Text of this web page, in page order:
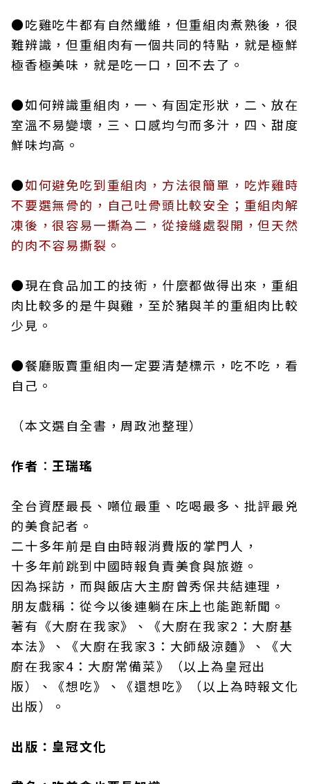
●吃雞吃牛都有自然纖維，但重組肉煮熟後，很
難辨識，但重組肉有一個共同的特點，就是極鮮
極香極美味，就是吃一口，回不去了。
●如何辨識重組肉，一、有固定形狀，二、放在
室溫不易變壞，三、口感均勻而多汁，四、甜度
鮮味均高。
●如何避免吃到重組肉，方法很簡單，吃炸雞時
不要選無骨的，自己吐骨頭比較安全；重組肉解
凍後，很容易一撕為二，從接縫處裂開，但天然
的肉不容易撕裂。
●現在食品加工的技術，什麼都做得出來，重組
肉比較多的是牛與雞，至於豬與羊的重組肉比較
少見。
●餐廳販賣重組肉一定要清楚標示，吃不吃，看
自己。
（本文選自全書，周政池整理）
作者︰王瑞瑤
全台資歷最長、噸位最重、吃喝最多、批評最兇
的美食記者。
二十多年前是自由時報消費版的掌門人，
十多年前跳到中國時報負責美食與旅遊。
因為採訪，而與飯店大主廚曾秀保共結連理，
朋友戲稱：從今以後連躺在床上也能跑新聞。
著有《大廚在我家》、《大廚在我家2：大廚基
本法》、《大廚在我家3：大師級涼麵》、《大
廚在我家4：大廚常備菜》（以上為皇冠出
版）、《想吃》、《還想吃》（以上為時報文化
出版）。
出版：皇冠文化